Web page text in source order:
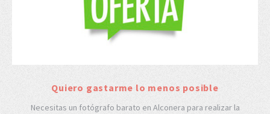
Quiero gastarme lo menos posible
Necesitas un fotógrafo barato en Alconera para realizar la